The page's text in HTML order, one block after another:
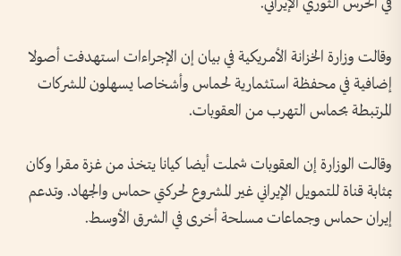
وقالت وزارة الخزانة الأمريكية في بيان إن الإجراءات استهدفت أصولا
إضافية في محفظة استثمارية لحماس وأشخاصا يسهلون للشركات
المرتبطة بحماس التهرب من العقوبات.
وقالت الوزارة إن العقوبات شملت أيضا كيانا يتخذ من غزة مقرا وكان
بمثابة قناة للتمويل الإيراني غير المشروع لحركتي حماس والجهاد. وتدعم
إيران حماس وجماعات مسلحة أخرى في الشرق الأوسط.